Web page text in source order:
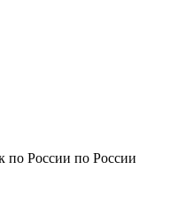
по России по России